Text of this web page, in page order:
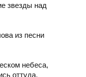
звезды над
из песни
небеса,
оттуда,